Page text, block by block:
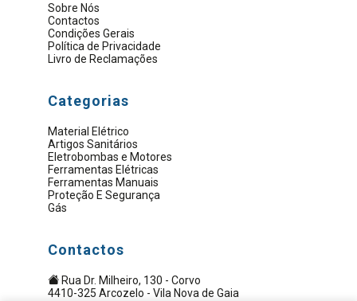
Sobre Nós
Contactos
Condições Gerais
Política de Privacidade
Livro de Reclamações
Categorias
Material Elétrico
Artigos Sanitários
Eletrobombas e Motores
Ferramentas Elétricas
Ferramentas Manuais
Proteção E Segurança
Gás
Contactos
Rua Dr. Milheiro, 130 - Corvo
4410-325 Arcozelo - Vila Nova de Gaia